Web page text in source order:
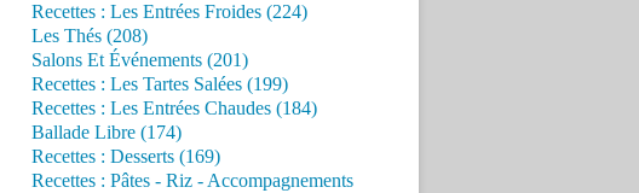
Recettes : Les Entrées Froides (224)
Les Thés (208)
Salons Et Événements (201)
Recettes : Les Tartes Salées (199)
Recettes : Les Entrées Chaudes (184)
Ballade Libre (174)
Recettes : Desserts (169)
Recettes : Pâtes - Riz - Accompagnements